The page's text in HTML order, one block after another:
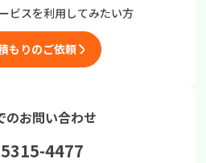
ビスを利用してみたい方
もりのご依頼
のお問い合わせ
4477